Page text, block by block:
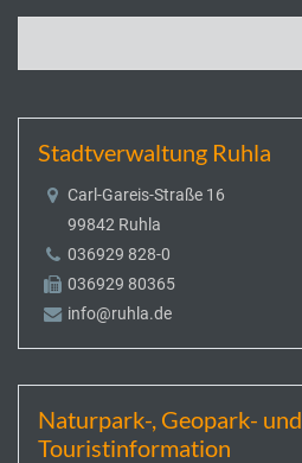
Stadtverwaltung Ruhla
Carl-Gareis-Straße 16
99842 Ruhla
036929 828-0
036929 80365
info@ruhla.de
Naturpark-, Geopark- und
Touristinformation